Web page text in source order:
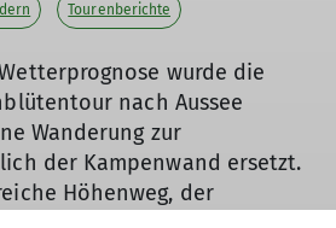
Tourenberichte
wurde die
nach Aussee
Wanderung zur
der Kampenwand ersetzt.
Höhenweg, der